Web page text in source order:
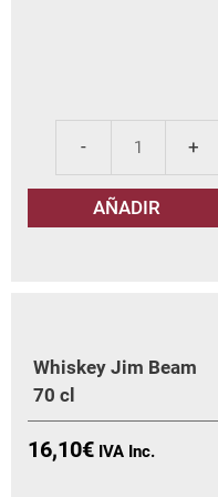
AÑADIR
Whiskey Jim Beam
70 cl
16,10€